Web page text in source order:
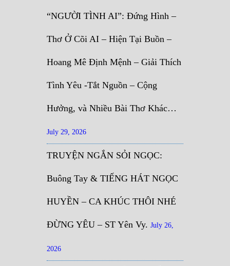
“NGƯỜI TÌNH AI”: Đứng Hình –
Thơ Ở Cõi AI – Hiện Tại Buồn –
Hoang Mê Định Mệnh – Giải Thích
Tình Yêu -Tắt Nguồn – Cộng
Hưởng, và Nhiều Bài Thơ Khác…
July 29, 2026
TRUYỆN NGẮN SỎI NGỌC:
Buông Tay & TIẾNG HÁT NGỌC
HUYỀN – CA KHÚC THÔI NHÉ
ĐỪNG YÊU – ST Yên Vy. July 26,
2026